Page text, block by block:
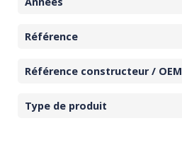
Référence
Référence constructeur / OEM
Type de produit